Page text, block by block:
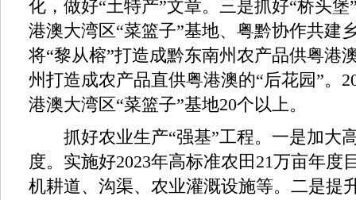
化，做好“土特产”文章。三是抓好“桥头
港澳大湾区“菜篮子”基地、粤黔协作共建
将“黎从榕”打造成黔东南州农产品供粤港
州打造成农产品直供粤港澳的“后花园”。
港澳大湾区“菜篮子”基地20个以上。
抓好农业生产“强基”工程。一是加大
度。实施好2023年高标准农田21万亩年度
机耕道、沟渠、农业灌溉设施等。二是提